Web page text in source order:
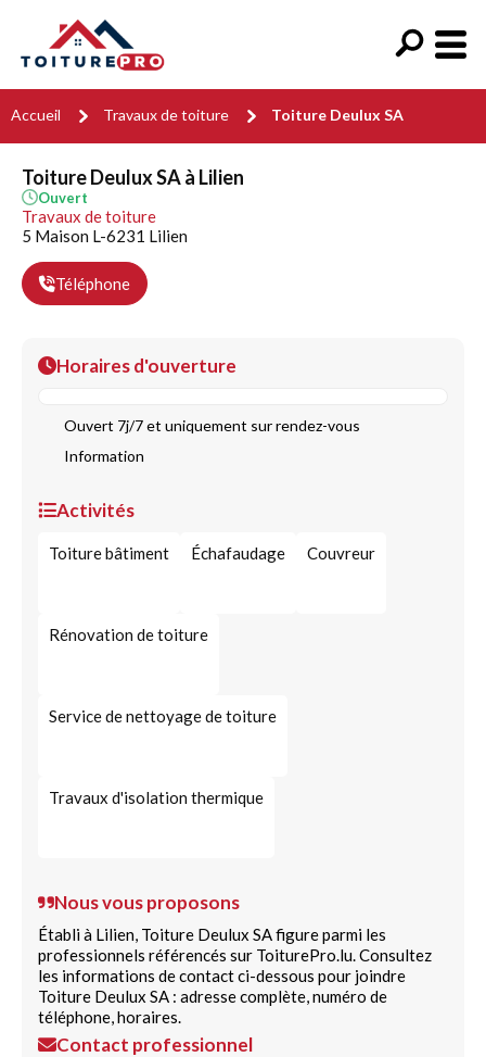
Accueil Travaux de toiture Toiture Deulux SA
Toiture Deulux SA à Lilien
Ouvert
Travaux de toiture
5 Maison L-6231 Lilien
Téléphone
Horaires d'ouverture
Ouvert 7j/7 et uniquement sur rendez-vous
Information
Activités
Toiture bâtiment Échafaudage Couvreur
Rénovation de toiture
Service de nettoyage de toiture
Travaux d'isolation thermique
Nous vous proposons
Établi à Lilien, Toiture Deulux SA figure parmi les
professionnels référencés sur ToiturePro.lu. Consultez
les informations de contact ci-dessous pour joindre
Toiture Deulux SA : adresse complète, numéro de
téléphone, horaires.
Contact professionnel